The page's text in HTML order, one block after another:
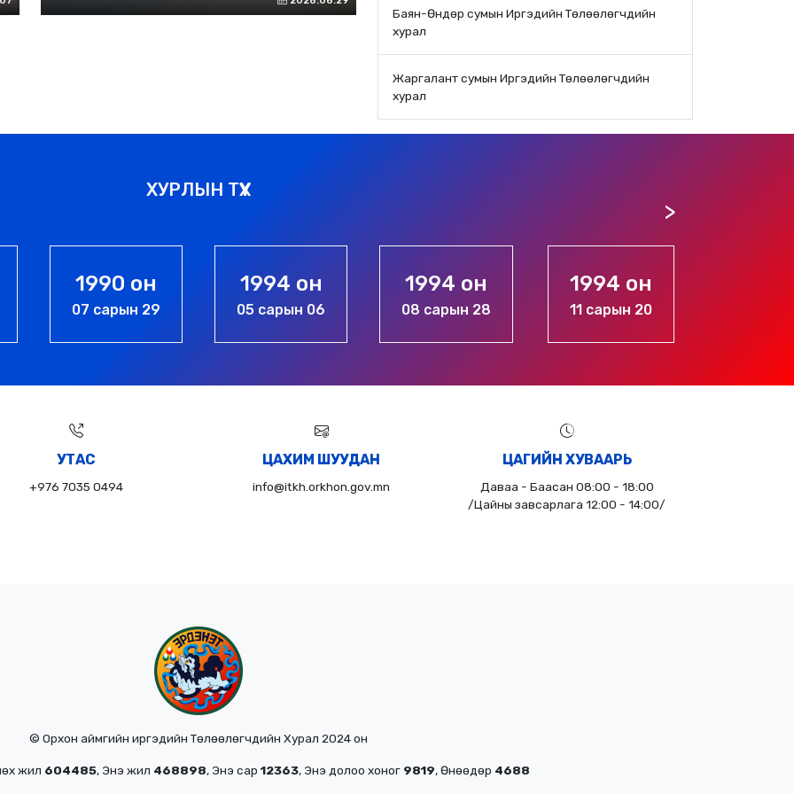
Баян-Өндөр сумын Иргэдийн Төлөөлөгчдийн
хурал
Жаргалант сумын Иргэдийн Төлөөлөгчдийн
хурал
ХУРЛЫН ТҮҮХ
1990 он
07 сарын 29
1994 он
05 сарын 06
1994 он
08 сарын 28
1994 он
11 сарын 20
УТАС
+976 7035 0494
ЦАХИМ ШУУДАН
info@itkh.orkhon.gov.mn
ЦАГИЙН ХУВААРЬ
Даваа - Баасан 08:00 - 18:00
/Цайны завсарлага 12:00 - 14:00/
© Орхон аймгийн иргэдийн Төлөөлөгчдийн Хурал 2024 он
жил 604485, Энэ жил 468898, Энэ сар 12363, Энэ долоо хоног 9819, Өнөөдөр 4688